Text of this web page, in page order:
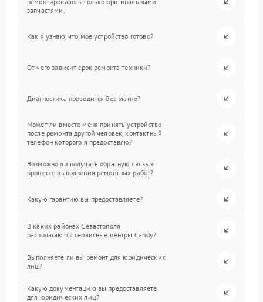
запчастями.
Как я узнаю, что мое устройство готово?
От чего зависит срок ремонта техники?
Диагностика проводится бесплатно?
Может ли вместо меня принять устройство
после ремонта другой человек, контактный
телефон которого я предоставлю?
Возможно ли получать обратную связь в
процессе выполнения ремонтных работ?
Какую гарантию вы предоставляете?
В каких районах Севастополя
располагаются сервисные центры Candy?
Выполняете ли вы ремонт для юридических
лиц?
Какую документацию вы предоставляете
для юридических лиц?